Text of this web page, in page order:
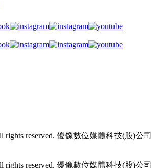
rights reserved. 優像數位媒體科技(股)公司
rights reserved. 優像數位媒體科技(股)公司